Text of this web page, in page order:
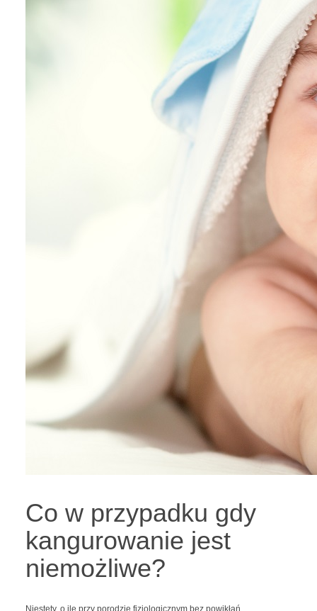
Co w przypadku gdy
kangurowanie jest
niemożliwe?
Niestety, o ile przy porodzie fizjologicznym bez powikłań